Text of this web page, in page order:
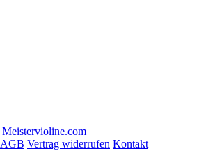
Meistervioline.com
AGB Vertrag widerrufen Kontakt